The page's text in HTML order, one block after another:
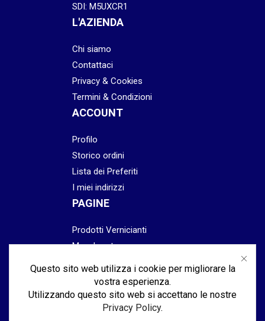
SDI: M5UXCR1
L'AZIENDA
Chi siamo
Contattaci
Privacy & Cookies
Termini & Condizioni
ACCOUNT
Profilo
Storico ordini
Lista dei Preferiti
I miei indirizzi
PAGINE
Prodotti Vernicianti
Mascheratura
Abrasivi
Lucidatura & Finitura
Attrezzatura
Questo sito web utilizza i cookie per migliorare la
vostra esperienza.
Utilizzando questo sito web si accettano le nostre
Privacy Policy.